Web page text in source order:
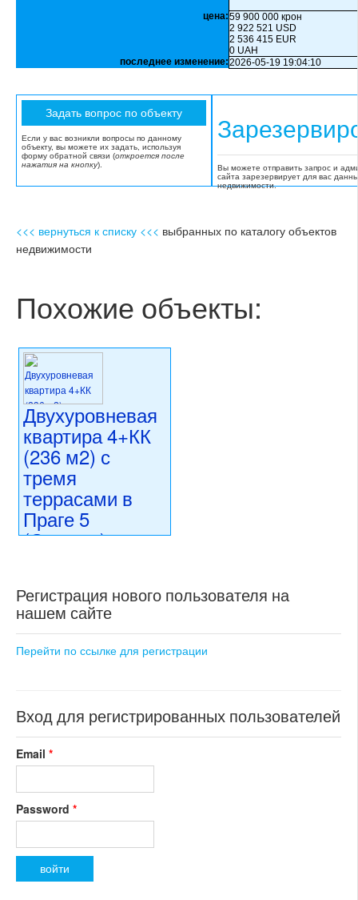
цена:59 900 000 крон
2 922 521 USD
2 536 415 EUR
0 UAH
последнее изменение:2026-05-19 19:04:10
Если у вас возникли вопросы по данному
объекту, вы можете их задать, используя
форму обратной связи (откроется после
нажатия на кнопку).
Вы можете отправить запрос и
сайта зарезервирует для вас
недвижимости.
<<< вернуться к списку <<< выбранных по каталогу объектов
недвижимости
Похожие объекты:
Двухуровневая
квартира 4+КК
(236 м2) с
тремя
террасами в
Праге 5
(Страгов) на
регион:Прага 5
раздел: квартиры
состояние: новостройка
номер объекта: 20441
Регистрация нового пользователя на
нашем сайте
Перейти по ссылке для регистрации
Вход для регистрированных пользователей
Email *
Password *